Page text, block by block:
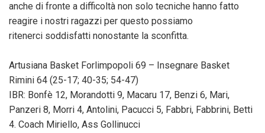
anche di fronte a difficoltà non solo tecniche hanno fatto
reagire i nostri ragazzi per questo possiamo
ritenerci soddisfatti nonostante la sconfitta.
Artusiana Basket Forlimpopoli 69 – Insegnare Basket
Rimini 64 (25-17; 40-35; 54-47)
IBR: Bonfè 12, Morandotti 9, Macaru 17, Benzi 6, Mari,
Panzeri 8, Morri 4, Antolini, Pacucci 5, Fabbri, Fabbrini, Betti
4. Coach Miriello, Ass Gollinucci